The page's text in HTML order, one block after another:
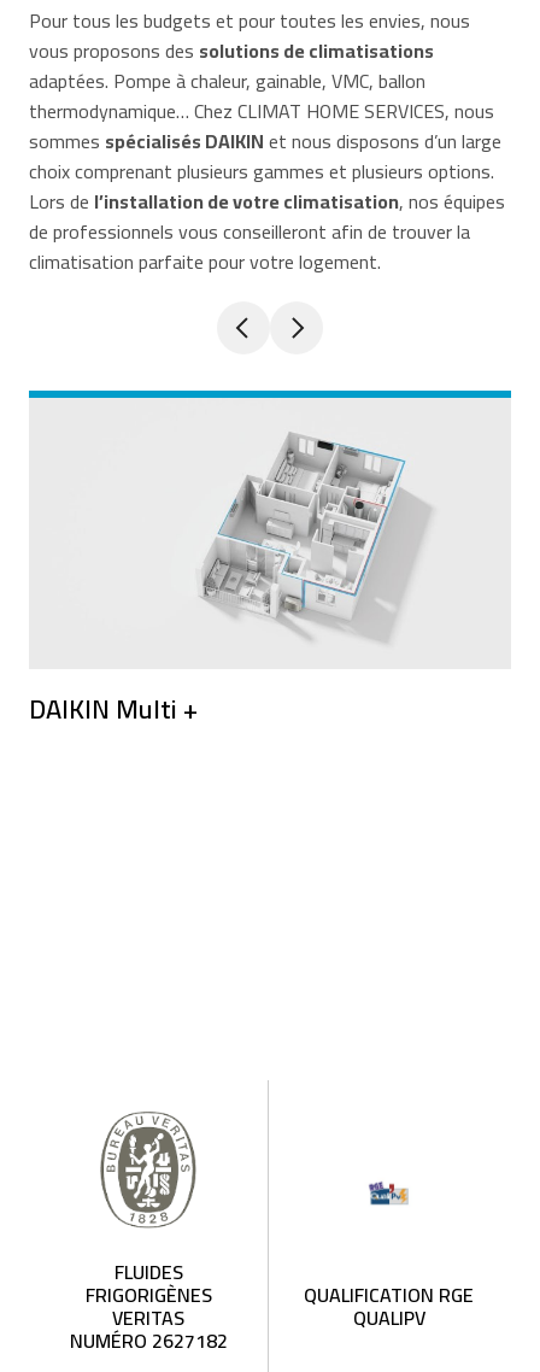
Pour tous les budgets et pour toutes les envies, nous
vous proposons des solutions de climatisations
adaptées. Pompe à chaleur, gainable, VMC, ballon
thermodynamique… Chez CLIMAT HOME SERVICES, nous
sommes spécialisés DAIKINet nous disposons d’un large
choix comprenant plusieurs gammes et plusieurs options.
Lors de l’installation de votre climatisation, nos équipes
de professionnels vous conseilleront afin de trouver la
climatisation parfaite pour votre logement.
DAIKIN Multi +
FLUIDES
FRIGORIGÈNES
VERITAS
NUMÉRO 2627182
QUALIFICATION RGE
QUALIPV